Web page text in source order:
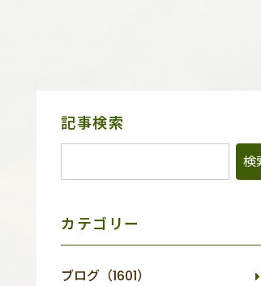
サ
ニ
記事検索
カテゴリー
ブログ（1601）